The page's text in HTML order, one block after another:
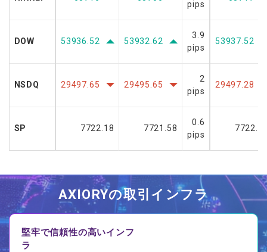
pips
DOW 53936.52 53932.62
3.9
pips
53937.52
NSDQ 29497.65 29495.65
2
pips
29497.28
SP 7722.18 7721.58
0.6
pips
AXIORYの取引 インフラ
堅牢で信頼性の高いインフ
ラ